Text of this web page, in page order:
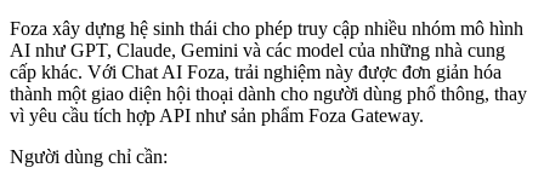
Foza xây dựng hệ sinh thái cho phép truy cập nhiều nhóm mô hình
AI như GPT, Claude, Gemini và các model của những nhà cung
cấp khác. Với Chat AI Foza, trải nghiệm này được đơn giản hóa
thành một giao diện hội thoại dành cho người dùng phổ thông, thay
vì yêu cầu tích hợp API như sản phẩm Foza Gateway.
Người dùng chỉ cần: